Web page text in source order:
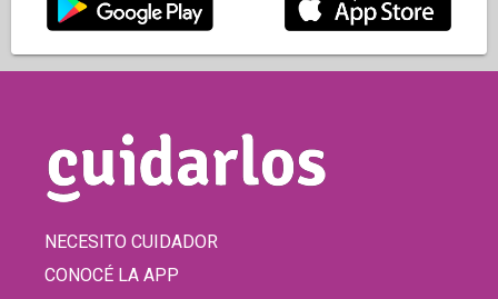
NECESITO CUIDADOR
CONOCÉ LA APP